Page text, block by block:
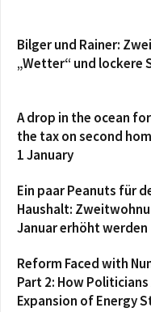
Bilger und Rainer:
„Wetter“ und lockere
A drop in the ocean
the tax on second
1 January
Ein paar Peanuts für
Haushalt:
Januar erhöht werden
Reform Faced with
Part 2: How
Expansion of Energy